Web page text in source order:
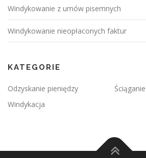
Windykowanie z umów pisemnych
Windykowanie nieopłaconych faktur
KATEGORIE
Odzyskanie pieniędzy
Windykacja